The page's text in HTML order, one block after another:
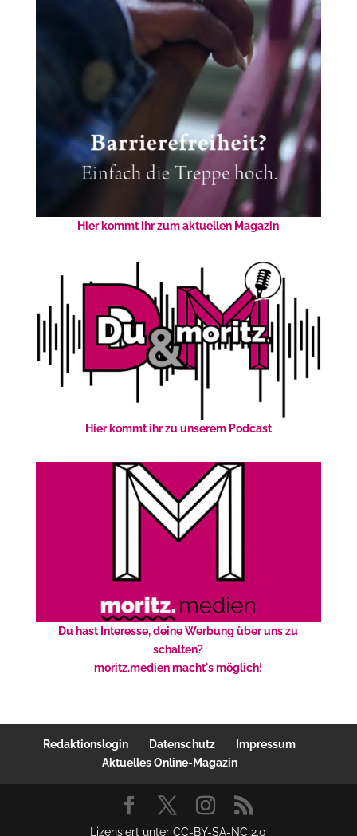
Hier kommt ihr zum aktuellen Magazin
Hier kommt ihr zu unserem Podcast
Du hast Interesse, deine Werbung über uns zu
schalten?
moritz.medien macht's möglich!
Redaktionslogin Datenschutz
Impressum
Aktuelles Online-Magazin
Lizensiert unter CC-BY-SA-NC 2.0